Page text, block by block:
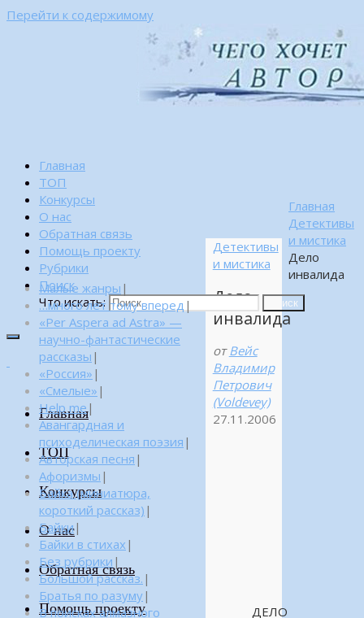
Перейти к содержимому
Главная
ТОП
Конкурсы
О нас
Обратная связь
Помощь проекту
Рубрики
Поиск
Что искать:
Поиск
Главная
ТОП
Конкурсы
О нас
Обратная связь
Помощь проекту
Главная
Детективы
и мистика
Дело
инвалида
Детективы
и мистика
Дело
инвалида
от Вейс
Владимир
Петрович
(Voldevey)
27.11.2006
ДЕЛО
Малые жанры |
…много лет тому вперед |
«Per Aspera ad Astra» —
научно-фантастические
рассказы |
«Россия» |
«Смелые» |
Help me|
Авангардная и
психоделическая поэзия |
Авторская песня |
Афоризмы |
Байка (миниатюра,
короткий рассказ) |
Байки|
Байки в стихах |
Без рубрики |
Большой рассказ. |
Братья по разуму|
В поисках алмазного